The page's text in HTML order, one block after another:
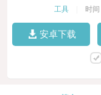
工具 时
安卓下载